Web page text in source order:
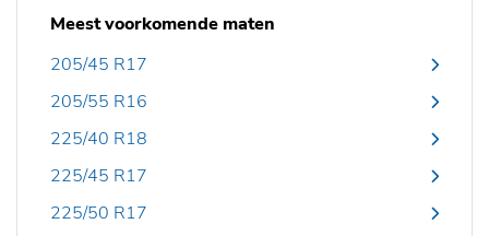
Meest voorkomende maten
205/45 R17
205/55 R16
225/40 R18
225/45 R17
225/50 R17